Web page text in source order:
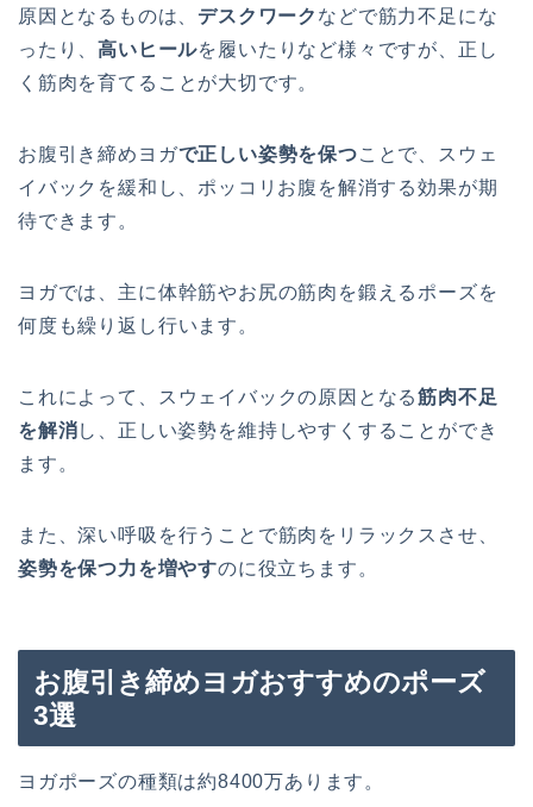
原因 と な る ものは、 デスクワーク な どで筋力不 足 に な
っ た り 、高いヒールを 履いた り な ど様 々 ですが 正 し
く 筋肉を育て る こ と が大切 です。
お腹引 き締め ヨ ガで正しい姿勢を保つこ と で ス ウ ェ
イ バック を緩和 し 、ポッコリお腹を解消する効果が期
待でき ます 。
ヨ ガでは 主に体幹筋やお 尻の筋肉 を鍛 え る ポー ズを
何度 も繰 り返 し行い ます 。
こ れに よ っ て ス ウ ェ イ バックの原因 と なる筋肉不足
を解消し 正 し い姿勢を維持 しやす く す る こ と ができ
ま す 。
ま た 、深い呼吸 を行う こ と で筋肉 を リ ラ ック ス さ せ
姿勢を保つ力を増やすのに役立ち ま す 。
お腹引き締めヨガおすすめのポーズ
3選
ヨガポーズの種類は約8400万あります。